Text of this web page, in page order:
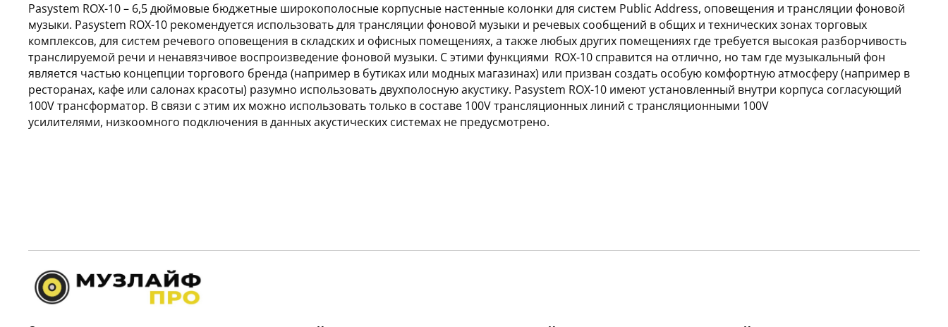
Pasystem ROX-10– 6,5 дюймовые бюджетные широкополосные корпусные настенные колонки для систем Public Address, оповещения и трансляции фоновой
музыки. Pasystem ROX-10 рекомендуется использовать для трансляции фоновой музыки и речевых сообщений в общих и технических зонах торговых
комплексов, для систем речевого оповещения в складских и офисных помещениях, а также любых других помещениях где требуется высокая разборчивость
транслируемой речи и ненавязчивое воспроизведение фоновой музыки. С этими функциями ROX-10 справится на отлично, но там где музыкальный фон
является частью концепции торгового бренда (например в бутиках или модных магазинах) или призван создать особую комфортную атмосферу (например в
ресторанах, кафе или салонах красоты) разумно использовать двухполосную акустику. Pasystem ROX-10 имеют установленный внутри корпуса согласующий
100V трансформатор. В связи с этим их можно использовать только в составе 100V трансляционных линий с трансляционными 100V
усилителями, низкоомного подключения в данных акустических системах не предусмотрено.